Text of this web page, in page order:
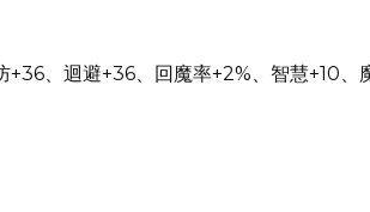
、迴避+36、回魔率+2%、智慧+10、